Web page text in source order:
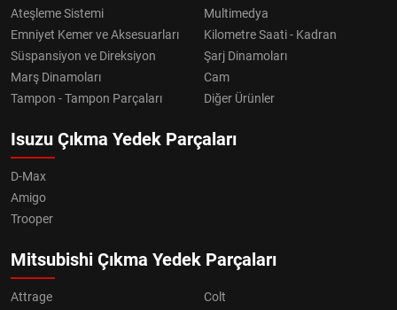
Ateşleme Sistemi
Multimedya
Emniyet Kemer ve Aksesuarları
Kilometre Saati - Kadran
Süspansiyon ve Direksiyon
Şarj Dinamoları
Marş Dinamoları
Cam
Tampon - Tampon Parçaları
Diğer Ürünler
Isuzu Çıkma Yedek Parçaları
D-Max
Amigo
Trooper
Mitsubishi Çıkma Yedek Parçaları
Attrage Colt